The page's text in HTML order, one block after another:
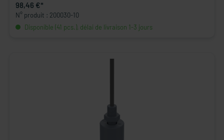
98,46 €*
N° produit : 200030-10
Disponible (41 pcs.), délai de livraison 1-3 jours